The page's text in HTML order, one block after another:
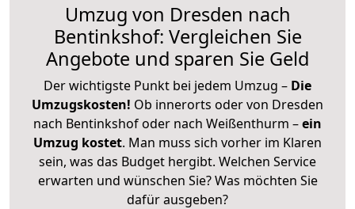
Umzug von Dresden nach
Bentinkshof: Vergleichen Sie
Angebote und sparen Sie Geld
Der wichtigste Punkt bei jedem Umzug – Die
Umzugskosten! Ob innerorts oder von Dresden
nach Bentinkshof oder nach Weißenthurm –ein
Umzug kostet. Man muss sich vorher im Klaren
sein, was das Budget hergibt. Welchen Service
erwarten und wünschen Sie? Was möchten Sie
dafür ausgeben?